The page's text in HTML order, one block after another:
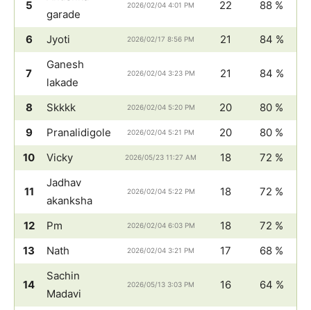
5
garade
2026/02/04 4:01 PM 22 88 %
6 Jyoti 2026/02/17 8:56 PM 21 84 %
7
Ganesh
lakade
2026/02/04 3:23 PM 21 84 %
8 Skkkk 2026/02/04 5:20 PM 20
80 %
9
Pranalidigole 2026/02/04 5:21 PM 20
80 %
10
Vicky 2026/05/23 11:27 AM 18 72 %
11
Jadhav
akanksha
2026/02/04 5:22 PM 18 72 %
12 Pm 2026/02/04 6:03 PM 18
72 %
13
Nath 2026/02/04 3:21 PM 17 68 %
14
Sachin
Madavi
2026/05/13 3:03 PM 16 64 %